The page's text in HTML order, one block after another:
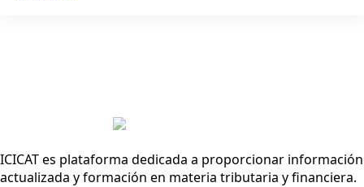
ICICAT es plataforma dedicada a proporcionar información
actualizada y formación en materia tributaria y financiera.